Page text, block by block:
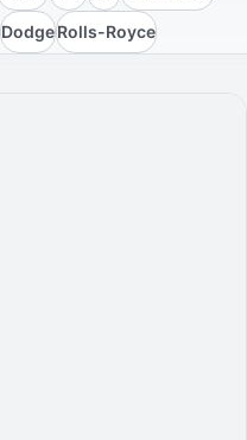
DodgeRolls-Royce